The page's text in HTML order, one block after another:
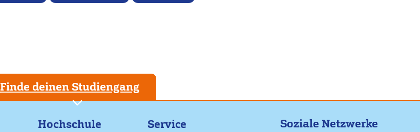
Finde deinen Studiengang
Hochschule Service Soziale Netzwerke